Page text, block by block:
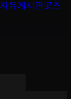
자유게시판굿즈